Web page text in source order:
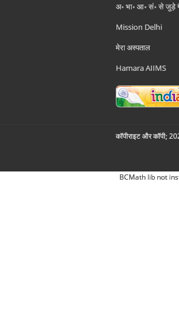
अ॰ भा॰ आ॰ सं॰ से जुड़े
Mission Delhi
मेरा अस्पताल
Hamara AIIMS
कॉपीराइट और कॉपी;
BCMath lib not